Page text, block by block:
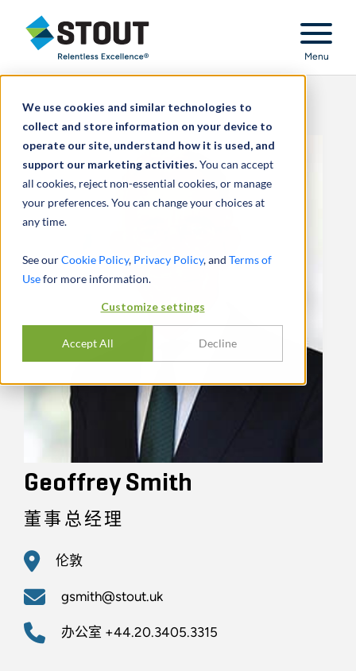
We use cookies and similar technologies to
collect and store information on your device to
operate our site, understand how it is used, and
support our marketing activities.You can accept
all cookies, reject non-essential cookies, or manage
your preferences. You can change your choices at
any time.
See ourCookie Policy, Privacy Policy, and Terms of
Usefor more information.
Customize settings
Accept All Decline
Stout Relentless Excellence
Menu
Geoffrey Smith
董事总经理
伦敦
gsmith@stout.uk
办公室 +44.20.3405.3315